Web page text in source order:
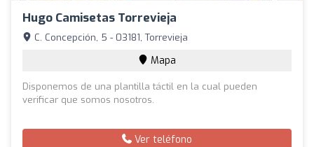
Hugo Camisetas Torrevieja
C. Concepción, 5 - 03181, Torrevieja
Mapa
Disponemos de una plantilla táctil en la cual pueden
verificar que somos nosotros.
Ver teléfono